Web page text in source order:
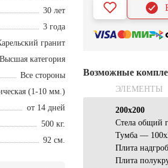
30 лет
3 года
гранит
Высшая категория
Все стороны
(1-10 мм.)
от 14 дней
500 кг.
92 см.
Возможные
ЭЛЕМЕНТЫ
200х200
Стела общий
Тумба —
Плита
Плита